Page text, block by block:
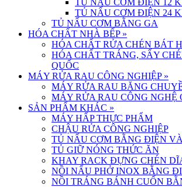
TỦ NẤU CƠM ĐIỆN 24
TỦ NẤU CƠM BẰNG GA
HÓA CHẤT NHÀ BẾP »
HÓA CHẤT RỬA CHÉN BÁT
HÓA CHẤT TRÁNG, SẤY
QUỐC
MÁY RỬA RAU CÔNG NGHIỆP »
MÁY RỬA RAU BĂNG
MÁY RỬA RAU CÔNG NGHỆ
SẢN PHẨM KHÁC »
MÁY HẤP THỰC PHẨM
CHẬU RỬA CÔNG NGHIỆP
TỦ NẤU CƠM BẰNG ĐIỆN
TỦ GIỮ NÓNG THỨC ĂN
KHAY RACK ĐỰNG CHÉN
NỒI NẤU PHỞ INOX BẰNG
NỒI TRÁNG BÁNH CUỐN